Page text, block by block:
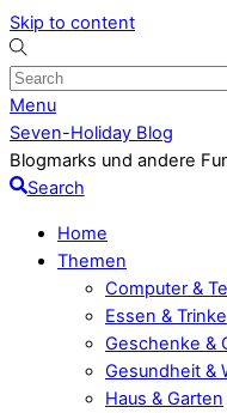
Skip to content
Menu
Seven-Holiday Blog
Blogmarks und andere
Search
Home
Themen
Computer &
Essen &
Geschenke &
Gesundheit &
Haus & Garten